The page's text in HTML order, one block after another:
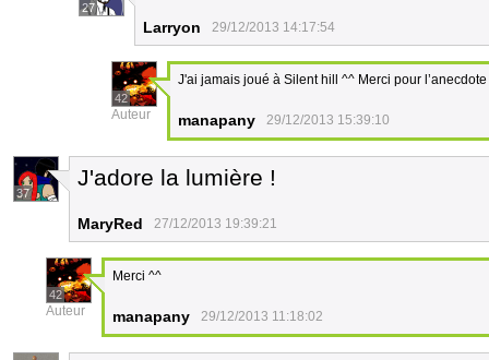
27
Larryon 29/12/2013 14:17:54
42
Auteur
J'ai jamais joué à Silent hill ^^ Merci pour l’anecdote
manapany 29/12/2013 15:39:10
37
J'adore la lumière !
MaryRed 27/12/2013 19:39:21
42
Auteur
Merci ^^
manapany 29/12/2013 11:18:02